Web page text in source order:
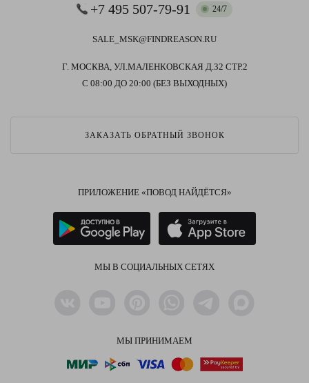
+7 495 507-79-91 24/7
SALE_MSK@FINDREASON.RU
Г. МОСКВА, УЛ.МАЛЕНКОВСКАЯ Д.32 СТР.2
С 08:00 ДО 20:00 (БЕЗ ВЫХОДНЫХ)
ЗАКАЗАТЬ ОБРАТНЫЙ ЗВОНОК
ПРИЛОЖЕНИЕ «ПОВОД НАЙДЁТСЯ»
МЫ В СОЦИАЛЬНЫХ СЕТЯХ
МЫ ПРИНИМАЕМ